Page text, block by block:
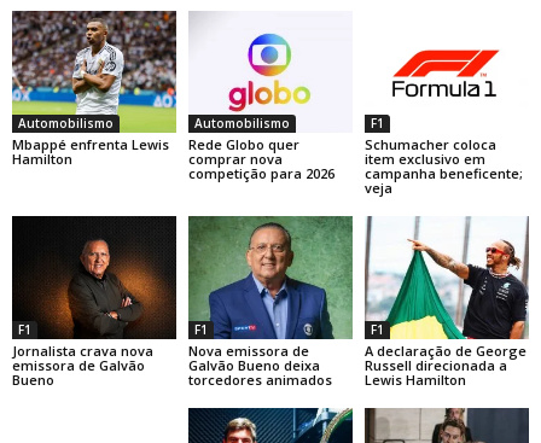
Automobilismo
Mbappé enfrenta Lewis
Hamilton
Automobilismo
Rede Globo quer
comprar nova
competição para 2026
F1
Schumacher coloca
item exclusivo em
campanha beneficente;
veja
F1
Jornalista crava nova
emissora de Galvão
Bueno
F1
Nova emissora de
Galvão Bueno deixa
torcedores animados
F1
A declaração de George
Russell direcionada a
Lewis Hamilton